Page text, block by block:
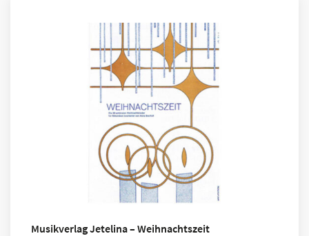
Musikverlag Jetelina – Weihnachtszeit